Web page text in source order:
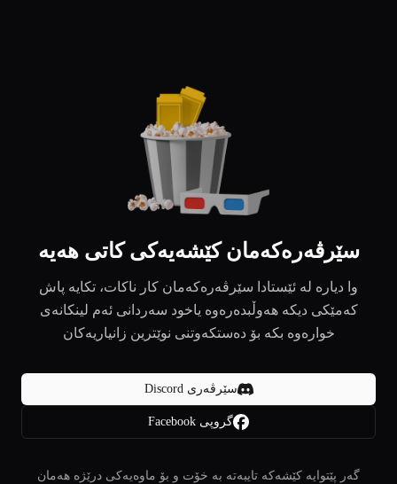
سێرڤەرەکەمان کێشەیەکی کاتی هەیە
وا دیارە لە ئێستادا سێرڤەرەکەمان کار ناکات، تکایە پاش
کەمێکی دیکە هەوڵبدەرەوە یاخود سەردانی ئەم لینکانەی
خوارەوە بکە بۆ دەستکەوتنی نوێترین زانیاریەکان
سێرڤەری Discord
گروپی Facebook
گەر پێتوایە کێشەکە تایبەتە بە خۆت و بۆ ماوەیەکی درێژە هەمان